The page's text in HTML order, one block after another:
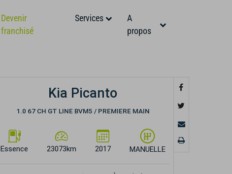
Devenir
franchisé
Services
A
propos
Kia Picanto
1.0 67 CH GT LINE BVM5 / PREMIERE MAIN
Essence 23073km 2017 MANUELLE